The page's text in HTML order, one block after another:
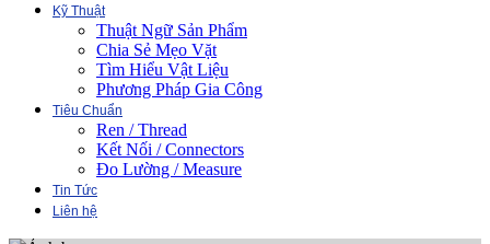
Kỹ Thuật
Thuật Ngữ Sản Phẩm
Chia Sẻ Mẹo Vặt
Tìm Hiểu Vật Liệu
Phương Pháp Gia Công
Tiêu Chuẩn
Ren / Thread
Kết Nối / Connectors
Đo Lường / Measure
Tin Tức
Liên hệ